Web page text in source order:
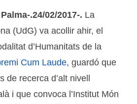
.24/02/2017-. La
(UdG) va acollir ahir, el
d’Humanitats de la
Cum Laude, guardó que
de recerca d’alt nivell
i que convoca l’Institut Món